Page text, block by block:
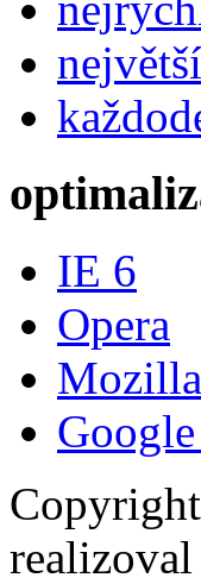
IE 6
Opera